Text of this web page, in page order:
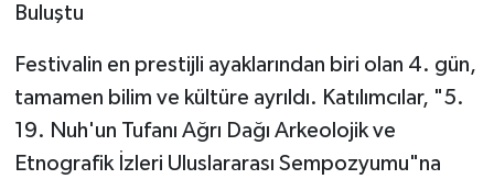
Buluştu
​Festivalin en prestijli ayaklarından biri olan 4. gün,
tamamen bilim ve kültüre ayrıldı. Katılımcılar, "5.
19. Nuh'un Tufanı Ağrı Dağı Arkeolojik ve
Etnografik İzleri Uluslararası Sempozyumu"na